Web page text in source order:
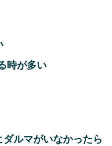
時が多い
ルマがいなかったら